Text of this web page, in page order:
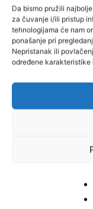
Da bismo pružili
za čuvanje i/ili pristup
tehnologijama će nam
ponašanje pri
Nepristanak ili
određene karakteristike
u borbi protiv svih
obrazovanja i nauke/